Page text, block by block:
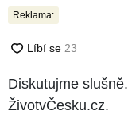
Reklama:
Diskutujme slušně.
ŽivotvČesku.cz.